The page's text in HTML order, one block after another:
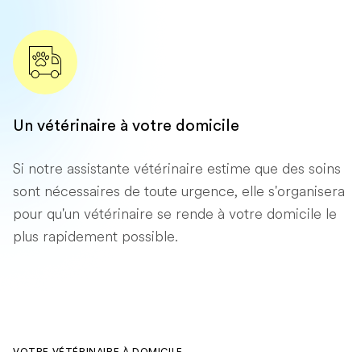
Un vétérinaire à votre domicile
Si notre assistante vétérinaire estime que des soins
sont nécessaires de toute urgence, elle s'organisera
pour qu'un vétérinaire se rende à votre domicile le
plus rapidement possible.